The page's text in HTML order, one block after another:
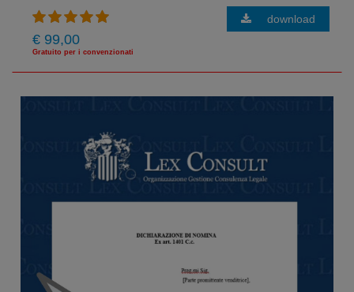
€ 99,00
Gratuito per i convenzionati
download